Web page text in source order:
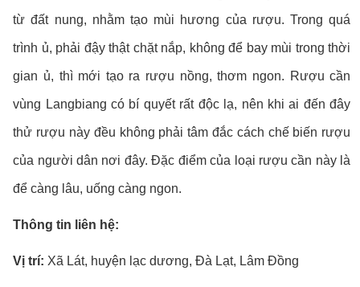
từ đất nung, nhằm tạo mùi hương của rượu. Trong quá
trình ủ, phải đậy thật chặt nắp, không để bay mùi trong thời
gian ủ, thì mới tạo ra rượu nồng, thơm ngon. Rượu cần
vùng Langbiang có bí quyết rất độc lạ, nên khi ai đến đây
thử rượu này đều không phải tâm đắc cách chế biến rượu
của người dân nơi đây. Đặc điểm của loại rượu cần này là
để càng lâu, uống càng ngon.
Thông tin liên hệ:
Vị trí:Xã Lát, huyện lạc dương, Đà Lạt, Lâm Đồng